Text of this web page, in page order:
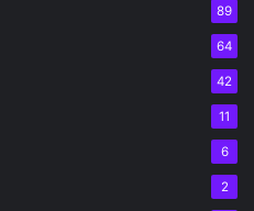
89
64
42
11
6
2